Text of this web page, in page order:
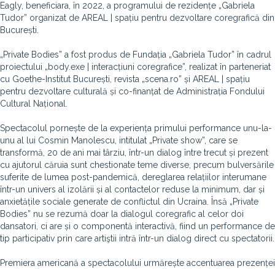
Eagly, beneficiara, în 2022, a programului de rezidențe „Gabriela
Tudor” organizat de AREAL | spațiu pentru dezvoltare coregrafică din
București.
„Private Bodies” a fost produs de Fundația „Gabriela Tudor” în cadrul
proiectului „body.exe | interacțiuni coregrafice”, realizat în parteneriat
cu Goethe-Institut București, revista „scena.ro” și AREAL | spațiu
pentru dezvoltare culturală și co-finanțat de Administrația Fondului
Cultural Național.
Spectacolul pornește de la experiența primului performance unu-la-
unu al lui Cosmin Manolescu, intitulat „Private show”, care se
transformă, 20 de ani mai târziu, într-un dialog între trecut și prezent
cu ajutorul căruia sunt chestionate teme diverse, precum bulversările
suferite de lumea post-pandemică, dereglarea relațiilor interumane
într-un univers al izolării și al contactelor reduse la minimum, dar și
anxietățile sociale generate de conflictul din Ucraina. Însă „Private
Bodies” nu se rezumă doar la dialogul coregrafic al celor doi
dansatori, ci are și o componentă interactivă, fiind un performance de
tip participativ prin care artiştii intră într-un dialog direct cu spectatorii.
Premiera americană a spectacolului urmărește accentuarea prezenței